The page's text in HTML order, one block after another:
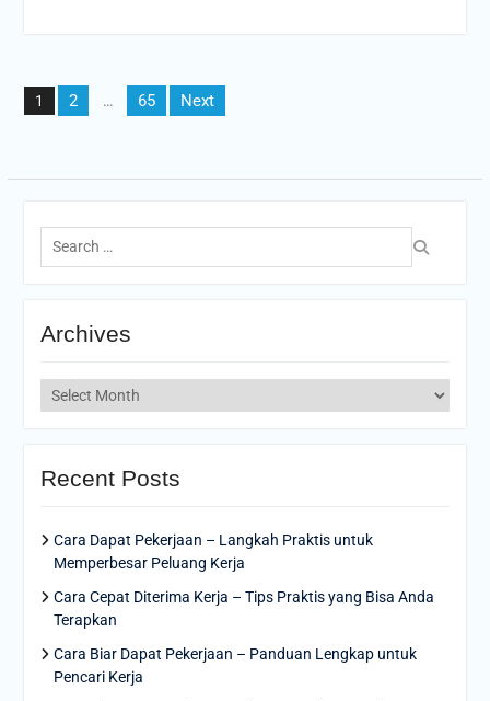
Posts
pagination
1 2 … 65 Next
Search
for:
Archives
Archives
Recent Posts
Cara Dapat Pekerjaan – Langkah Praktis untuk
Memperbesar Peluang Kerja
Cara Cepat Diterima Kerja – Tips Praktis yang Bisa Anda
Terapkan
Cara Biar Dapat Pekerjaan – Panduan Lengkap untuk
Pencari Kerja